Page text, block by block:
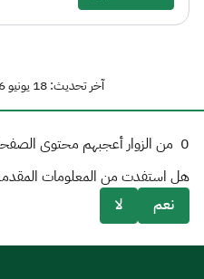
آخر تحديث: 18 يونيو 2026 01:17 م المملكة العربية السعودية
0 من الزوار أعجبهم محتوى
هل استفدت من المعلومات
نعم
لا